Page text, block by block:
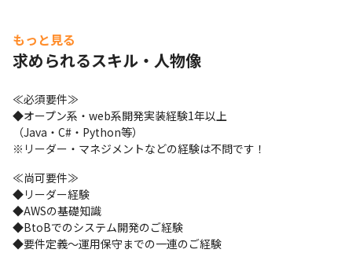
言語:Java・C#・PHP・Python等
OS:Windows・Linux
DB:MySQL・PostgreSQL・Oracle・SQL Server・DynamoDB
≪期待したいこと≫
◆ご経験を活かして、開発業務のリーダー候補としての活躍を期
待しています。もちろん開発業務もお願いするので技術力もUP！
い業務はどんどんお任せしたいので、ご希望を教えてください★
◆チームとして、会社として全員で成長していくためにこれまで
のご経験を発揮していただけることを期待しています◎
≪アサインまでの流れ≫
もっと見る
求められるスキル・人物像
≪必須要件≫
◆オープン系・web系開発実装経験1年以上
（Java・C#・Python等）
※リーダー・マネジメントなどの経験は不問です！
≪尚可要件≫
◆リーダー経験
◆AWSの基礎知識
◆BtoBでのシステム開発のご経験
◆要件定義～運用保守までの一連のご経験